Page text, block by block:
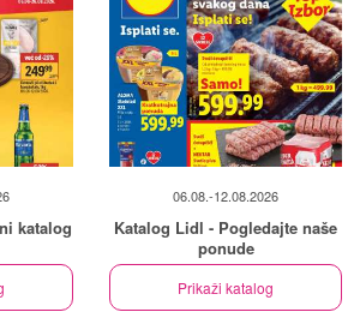
katalog
06.08.-12.08.2026
Katalog Lidl - Pogledajte naše
ponude
Prikaži katalog